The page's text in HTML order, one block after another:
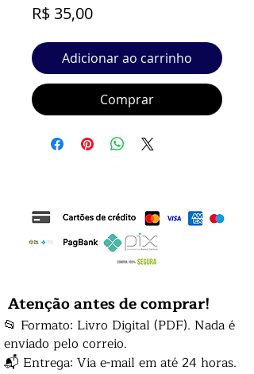
R$ 35,00Preço
Adicionar ao carrinho
Comprar
Atenção antes de comprar!
📂 Formato: Livro Digital (PDF). Nada é
enviado pelo correio.
📬 Entrega: Via e-mail em até 24 horas.